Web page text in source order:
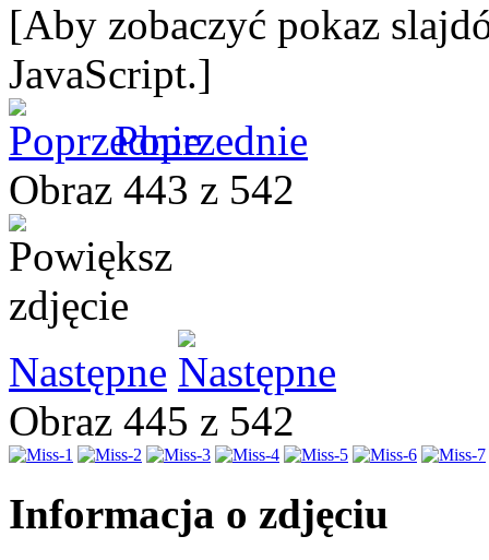
[Aby zobaczyć pokaz
JavaScript.]
Poprzednie
Obraz 443 z 542
Następne
Obraz 445 z 542
Informacja o zdjęciu